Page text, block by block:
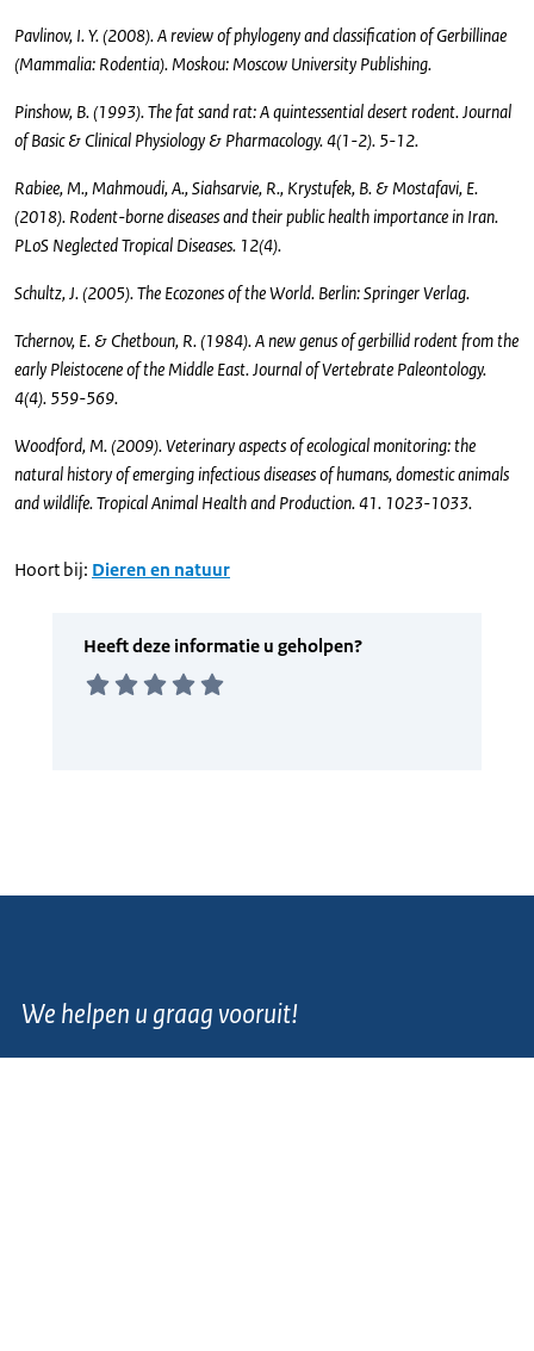
Pavlinov, I. Y. (2008). A review of phylogeny and classification of Gerbillinae
(Mammalia: Rodentia). Moskou: Moscow University Publishing.
Pinshow, B. (1993). The fat sand rat: A quintessential desert rodent. Journal
of Basic & Clinical Physiology & Pharmacology. 4(1-2). 5-12.
Rabiee, M., Mahmoudi, A., Siahsarvie, R., Krystufek, B. & Mostafavi, E.
(2018). Rodent-borne diseases and their public health importance in Iran.
PLoS Neglected Tropical Diseases. 12(4).
Schultz, J. (2005). The Ecozones of the World. Berlin: Springer Verlag.
Tchernov, E. & Chetboun, R. (1984). A new genus of gerbillid rodent from the
early Pleistocene of the Middle East. Journal of Vertebrate Paleontology.
4(4). 559-569.
Woodford, M. (2009). Veterinary aspects of ecological monitoring: the
natural history of emerging infectious diseases of humans, domestic animals
and wildlife. Tropical Animal Health and Production. 41. 1023-1033.
Hoort bij: Dieren en natuur
We helpen u graag vooruit!